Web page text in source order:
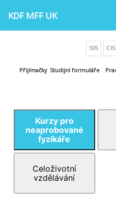
KDF MFF UK
Přijímačky Studijní formuláře
Kurzy pro
neaprobované
fyzikáře
Celoživotní
vzdělávání